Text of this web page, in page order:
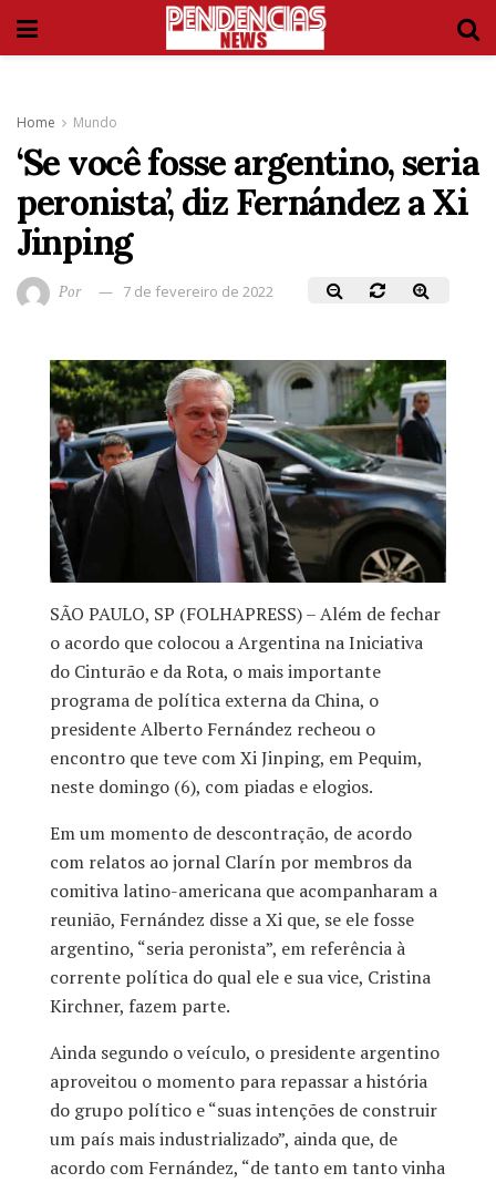
Home Mundo
‘Se você fosse argentino, seria
peronista’, diz Fernández a Xi
Jinping
Por 7 de fevereiro de 2022
SÃO PAULO, SP (FOLHAPRESS) – Além de fechar
o acordo que colocou a Argentina na Iniciativa
do Cinturão e da Rota, o mais importante
programa de política externa da China, o
presidente Alberto Fernández recheou o
encontro que teve com Xi Jinping, em Pequim,
neste domingo (6), com piadas e elogios.
Em um momento de descontração, de acordo
com relatos ao jornal Clarín por membros da
comitiva latino-americana que acompanharam a
reunião, Fernández disse a Xi que, se ele fosse
argentino, “seria peronista”, em referência à
corrente política do qual ele e sua vice, Cristina
Kirchner, fazem parte.
Ainda segundo o veículo, o presidente argentino
aproveitou o momento para repassar a história
do grupo político e “suas intenções de construir
um país mais industrializado”, ainda que, de
acordo com Fernández, “de tanto em tanto vinha